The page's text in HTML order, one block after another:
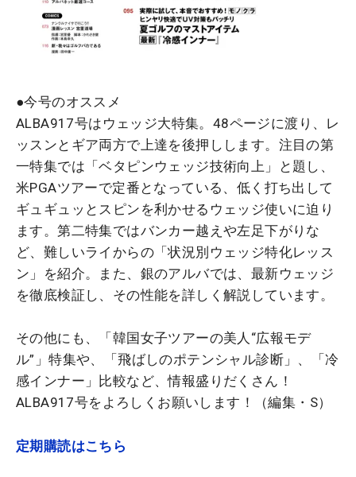
●今号のオススメ
ALBA917号はウェッジ大特集。48ページに渡り、レ
ッスンとギア両方で上達を後押しします。注目の第
一特集では「ベタピンウェッジ技術向上」と題し、
米PGAツアーで定番となっている、低く打ち出して
ギュギュッとスピンを利かせるウェッジ使いに迫り
ます。第二特集ではバンカー越えや左足下がりな
ど、難しいライからの「状況別ウェッジ特化レッス
ン」を紹介。また、銀のアルバでは、最新ウェッジ
を徹底検証し、その性能を詳しく解説しています。
その他にも、「韓国女子ツアーの美人“広報モデ
ル”」特集や、「飛ばしのポテンシャル診断」、「冷
感インナー」比較など、情報盛りだくさん！
ALBA917号をよろしくお願いします！（編集・S）
定期購読はこちら